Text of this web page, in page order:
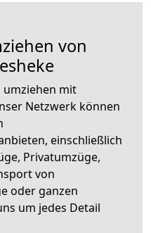
von
umziehen mit
Netzwerk können
einschließlich
Privatumzüge,
von
oder ganzen
um jedes Detail